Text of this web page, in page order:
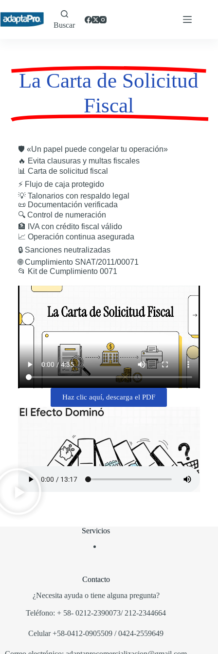
Buscar
La Carta de Solicitud
Fiscal
🛡 «Un papel puede congelar tu operación»
🔥 Evita clausuras y multas fiscales
📊 Carta de solicitud fiscal
⚡ Flujo de caja protegido
💡 Talonarios con respaldo legal
📜 Documentación verificada
🔍 Control de numeración
🏦 IVA con crédito fiscal válido
📈 Operación continua asegurada
🔒 Sanciones neutralizadas
🌐 Cumplimiento SNAT/2011/00071
📂 Kit de Cumplimiento 0071
Haz clic aquí, descarga el PDF
Servicios
Contacto
¿Necesita ayuda o tiene alguna pregunta?
Teléfono: + 58-0212-2390073/ 212-2344664
Celular+58-0412-0905509/ 0424-2559649